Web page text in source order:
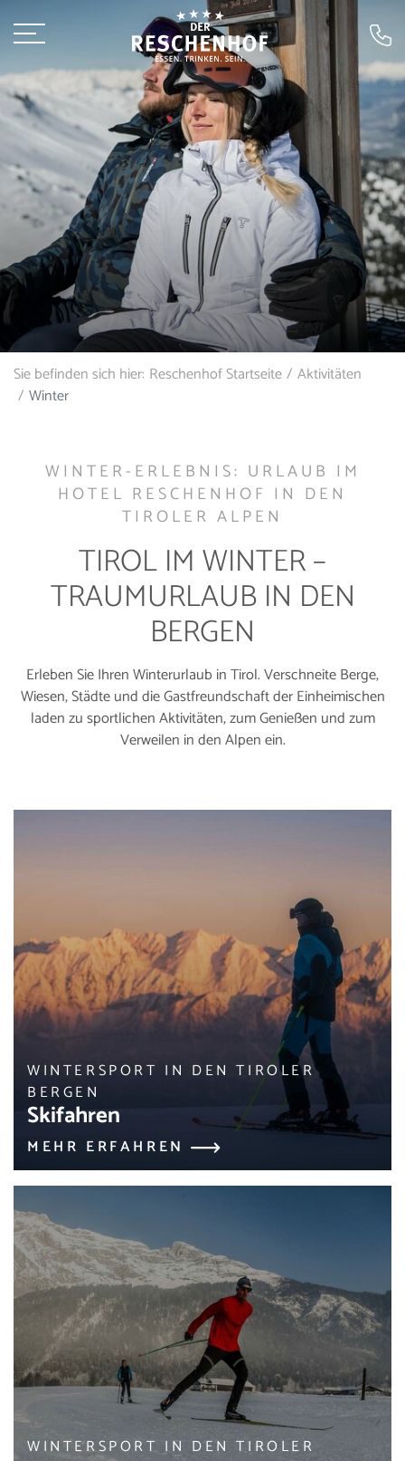
Sie befinden sich hier: Reschenhof Startseite
Aktivitäten
Winter
WINTER-ERLEBNIS: URLAUB IM
HOTEL RESCHENHOF IN DEN
TIROLER ALPEN
TIROL IM WINTER –
TRAUMURLAUB IN DEN
BERGEN
Erleben Sie Ihren Winterurlaub in Tirol. Verschneite Berge,
Wiesen, Städte und die Gastfreundschaft der Einheimischen
laden zu sportlichen Aktivitäten, zum Genießen und zum
Verweilen in den Alpen ein.
WINTERSPORT IN DEN TIROLER
BERGEN
Skifahren
MEHR ERFAHREN
WINTERSPORT IN DEN TIROLER